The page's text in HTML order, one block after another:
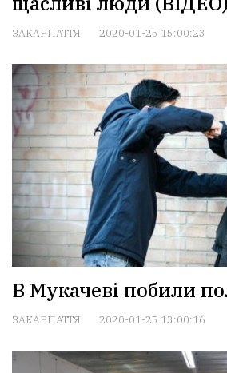
ЗАКАРПАТТЯ 2020-01-25 15:00:23
В Мукачеві побили
ЗАКАРПАТТЯ 2020-01-25 13:00:16